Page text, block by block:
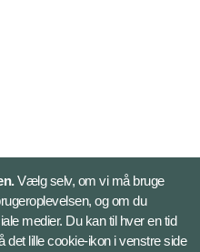
Vælg selv, om vi må bruge
og om du
medier. Du kan til hver en tid
lille cookie-ikon i venstre side